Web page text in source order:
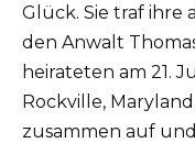
Glück. Sie traf ihre
den Anwalt
heirateten am 21.
Rockville,
zusammen auf